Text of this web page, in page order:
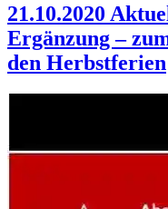
21.10.2020
Ergänzung –
den Herbstferien